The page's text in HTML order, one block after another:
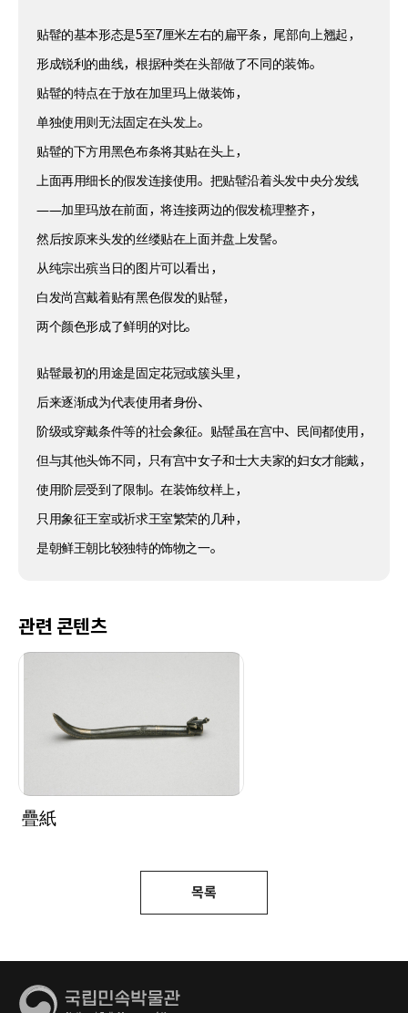
贴髰的基本形态是5至7厘米左右的扁平条，尾部向上翘起，
形成锐利的曲线，根据种类在头部做了不同的装饰。
贴髰的特点在于放在加里玛上做装饰，
单独使用则无法固定在头发上。
贴髰的下方用黑色布条将其贴在头上，
上面再用细长的假发连接使用。把贴髰沿着头发中央分发线
——加里玛放在前面，将连接两边的假发梳理整齐，
然后按原来头发的丝缕贴在上面并盘上发髻。
从纯宗出殡当日的图片可以看出，
白发尚宫戴着贴有黑色假发的贴髰，
两个颜色形成了鲜明的对比。
贴髰最初的用途是固定花冠或簇头里，
后来逐渐成为代表使用者身份、
阶级或穿戴条件等的社会象征。贴髰虽在宫中、民间都使用，
但与其他头饰不同，只有宫中女子和士大夫家的妇女才能戴，
使用阶层受到了限制。在装饰纹样上，
只用象征王室或祈求王室繁荣的几种，
是朝鲜王朝比较独特的饰物之一。
관련 콘텐츠
疊紙
목록